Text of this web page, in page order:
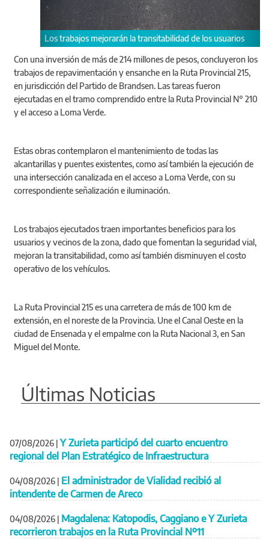
trabajos mejorarán la transitabilidad de los usuarios
Se ejecutaron
Con una inversión de más de 214 millones de pesos, concluyeron los
trabajos de repavimentación y ensanche en la Ruta Provincial 215,
en jurisdicción del Partido de Brandsen. Las tareas fueron
ejecutadas en el tramo comprendido entre la Ruta Provincial N° 210
y el acceso a Loma Verde.
Estas obras contemplaron el mantenimiento de todas las
alcantarillas y puentes existentes, como así también la ejecución de
una intersección canalizada en el acceso a Loma Verde, con su
correspondiente señalización e iluminación.
Los trabajos ejecutados traen importantes beneficios para los
usuarios y vecinos de la zona, dado que fomentan la seguridad vial,
mejoran la transitabilidad, como así también disminuyen el costo
operativo de los vehículos.
La Ruta Provincial 215 es una carretera de más de 100 km de
extensión, en el noreste de la Provincia. Une el Canal Oeste en la
ciudad de Ensenada y el empalme con la Ruta Nacional 3, en San
Miguel del Monte.
Últimas Noticias
07/08/2026 | Y Zurieta participó del cuarto encuentro
regional del Plan Estratégico de Infraestructura
04/08/2026 | El administrador de Vialidad recibió al
intendente de Carmen de Areco
04/08/2026 | Magdalena: Katopodis, Caggiano e Y Zurieta
recorrieron trabajos en la Ruta Provincial Nº11